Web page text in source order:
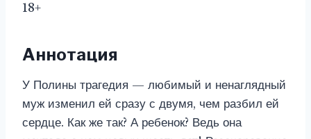
18+
Аннотация
У Полины трагедия — любимый и ненаглядный
муж изменил ей сразу с двумя, чем разбил ей
сердце. Как же так? А ребенок? Ведь она